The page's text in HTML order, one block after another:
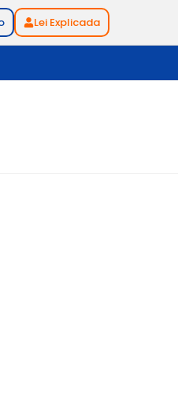
Lei Explicada